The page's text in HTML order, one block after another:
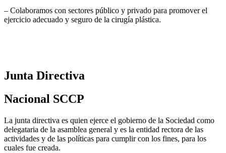
– Colaboramos con sectores público y privado para promover el
ejercicio adecuado y seguro de la cirugía plástica.
Junta Directiva
Nacional SCCP
La junta directiva es quien ejerce el gobierno de la Sociedad como
delegataria de la asamblea general y es la entidad rectora de las
actividades y de las políticas para cumplir con los fines, para los
cuales fue creada.